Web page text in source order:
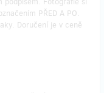
PŘED A PO.
Doručení je v ceně